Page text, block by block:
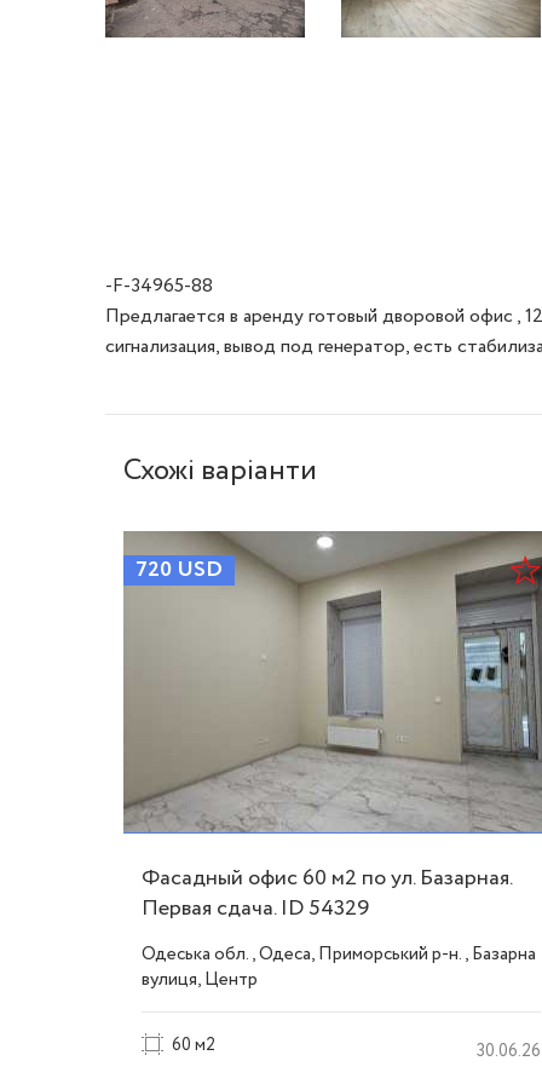
-F-34965-88
Предлагается в аренду готовый дворовой офис ,
сигнализация, вывод под генератор, есть
Схожі варіанти
720 USD
Фасадный офис 60 м2 по ул. Базарная.
Первая сдача. ID 54329
Одеська обл., Одеса, Приморський р-н., Базарна
вулиця, Центр
60 м2 30.06.26